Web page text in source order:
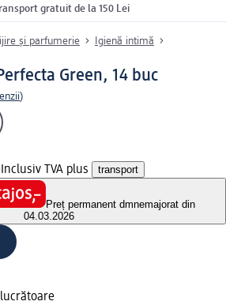
gratuit de la 150 Lei
și parfumerie
Igienă intimă
Green, 14 buc
)
Inclusiv TVA plus transport
Preț permanent dmnemajorat din
04.03.2026